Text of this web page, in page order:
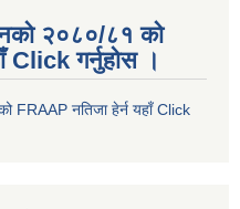
२०८०/८१ को
Click गर्नुहोस ।
FRAAP नतिजा हेर्न यहाँ Click